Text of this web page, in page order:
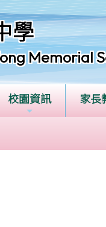
學
Memorial
校園資訊 家長